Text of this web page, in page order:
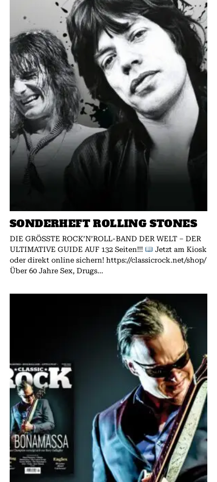
SONDERHEFT ROLLING STONES
DIE GRÖSSTE ROCK’N’ROLL-BAND DER WELT – DER
ULTIMATIVE GUIDE AUF 132 Seiten!!!
Jetzt am Kiosk
oder direkt online sichern! https://classicrock.net/shop/
Über 60 Jahre Sex, Drugs...